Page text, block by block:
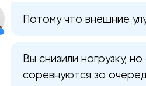
Потому что внешние
Вы снизили нагрузку,
соревнуются за